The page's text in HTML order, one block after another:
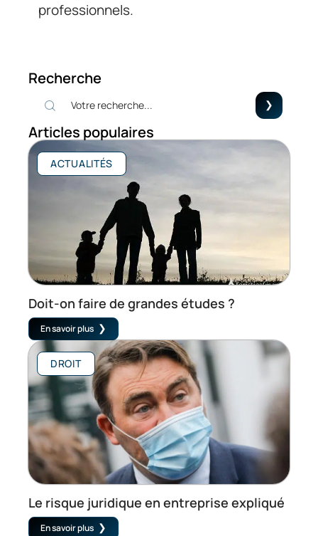
professionnels.
Recherche
Articles populaires
ACTUALITÉS
Doit-on faire de grandes études ?
En savoir plus
DROIT
Le risque juridique en entreprise expliqué
En savoir plus